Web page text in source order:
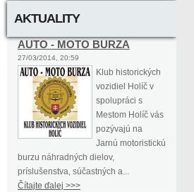
AKTUALITY
AUTO - MOTO BURZA
27/03/2014, 20:59
Klub historických
vozidiel Holíč v
spolupráci s
Mestom Holíč vás
pozývajú na
Jarnú motoristickú
burzu náhradných dielov,
príslušenstva, súčastných a...
Čítajte ďalej >>>